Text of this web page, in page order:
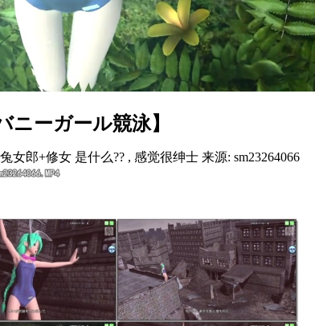
ーガール競泳】
女郎+修女 是什么?? , 感觉很绅士 来源: sm23264066